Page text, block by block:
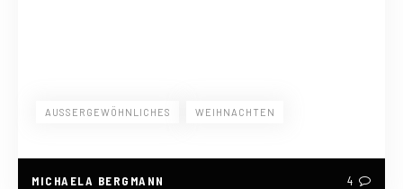
AUSSERGEWÖHNLICHES WEIHNACHTEN
MICHAELA BERGMANN 4